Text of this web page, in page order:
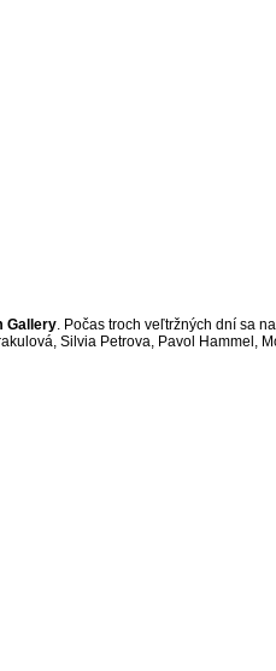
Gallery. Počas troch veľtržných dní sa
Silvia Petrova, Pavol Hammel,